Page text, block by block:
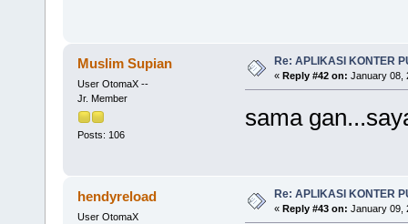
Muslim Supian
User OtomaX --
Jr. Member
Posts: 106
Re: APLIKASI KONTER
« Reply #42 on: January 08,
sama
hendyreload
User OtomaX
Re: APLIKASI KONTER
« Reply #43 on: January 09,